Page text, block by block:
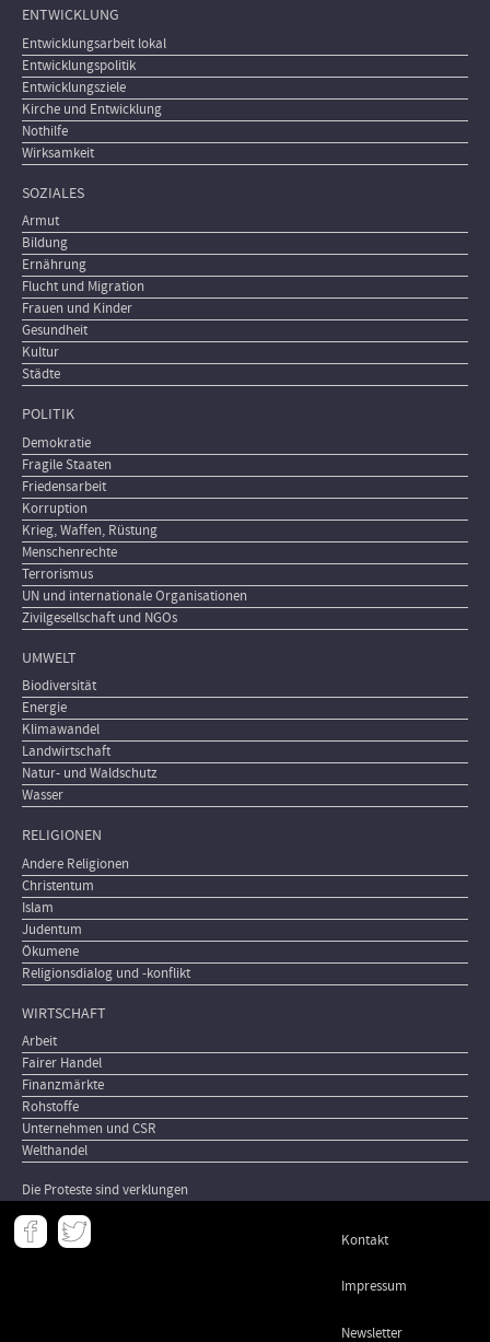
ENTWICKLUNG
Entwicklungsarbeit lokal
Entwicklungspolitik
Entwicklungsziele
Kirche und Entwicklung
Nothilfe
Wirksamkeit
SOZIALES
Armut
Bildung
Ernährung
Flucht und Migration
Frauen und Kinder
Gesundheit
Kultur
Städte
POLITIK
Demokratie
Fragile Staaten
Friedensarbeit
Korruption
Krieg, Waffen, Rüstung
Menschenrechte
Terrorismus
UN und internationale Organisationen
Zivilgesellschaft und NGOs
UMWELT
Biodiversität
Energie
Klimawandel
Landwirtschaft
Natur- und Waldschutz
Wasser
RELIGIONEN
Andere Religionen
Christentum
Islam
Judentum
Ökumene
Religionsdialog und -konflikt
WIRTSCHAFT
Arbeit
Fairer Handel
Finanzmärkte
Rohstoffe
Unternehmen und CSR
Welthandel
Die Proteste sind verklungen
Meta
- Kontakt
Impressum
Newsletter